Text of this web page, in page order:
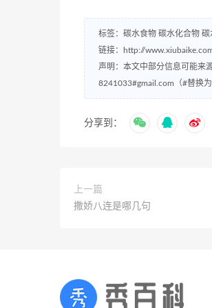
标签： 碳水食物 碳水化合物 碳
链接：
http://
声明：本文中部分信息可能来
8241033#gmail.com（#替换为
分享到：
上一篇
撒娇八连是哪几句